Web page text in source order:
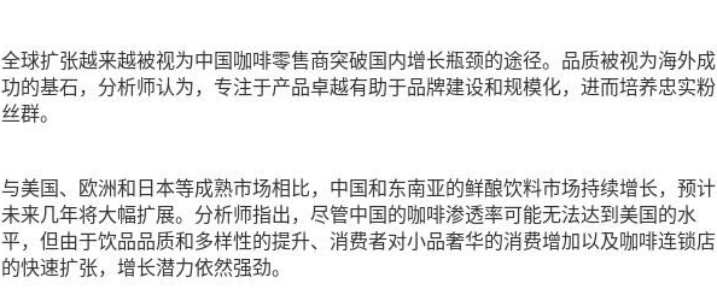
全球扩张越来越被视为中国咖啡零售商突破国内增长瓶颈的途径。品质被视为海外成
功的基石，分析师认为，专注于产品卓越有助于品牌建设和规模化，进而培养忠实粉
丝群。
与美国、欧洲和日本等成熟市场相比，中国和东南亚的鲜酿饮料市场持续增长，预计
未来几年将大幅扩展。分析师指出，尽管中国的咖啡渗透率可能无法达到美国的水
平，但由于饮品品质和多样性的提升、消费者对小品奢华的消费增加以及咖啡连锁店
的快速扩张，增长潜力依然强劲。